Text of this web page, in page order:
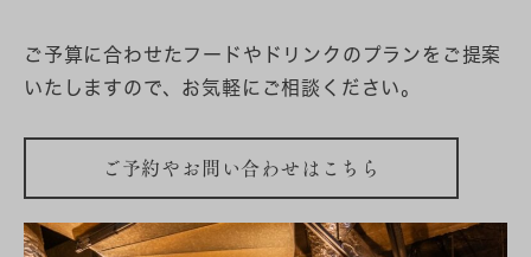
ご予算に合わせたフードやドリンクのプランをご提案
いたしますので、お気軽にご相談ください。
ご予約やお問い合わせはこちら